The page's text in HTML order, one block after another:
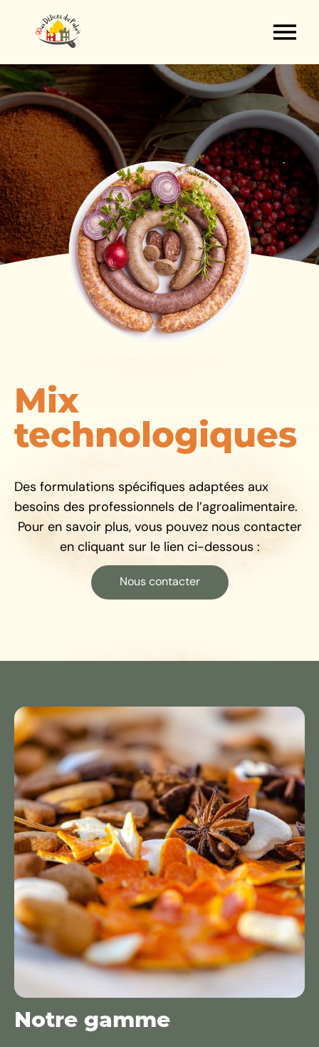
Mix
technologiques
Des formulations spécifiques adaptées aux
besoins des professionnels de l’agroalimentaire.
Pour en savoir plus, vous pouvez nous contacter
en cliquant sur le lien ci-dessous :
Nous contacter
Notre gamme